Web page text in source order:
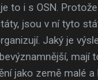
to i s OSN.
jsou v ní tyto
Jaký je
mají
jako země malé